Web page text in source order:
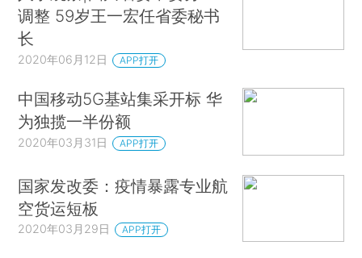
调整 59岁王一宏任省委秘书
长
2020年06月12日 APP打开
中国移动5G基站集采开标 华
为独揽一半份额
2020年03月31日 APP打开
国家发改委：疫情暴露专业航
空货运短板
2020年03月29日 APP打开